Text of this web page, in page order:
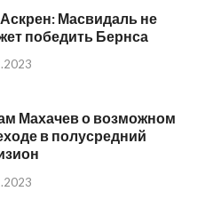
Масвидаль не
победить Бернса
Махачев о возможном
в полусредний